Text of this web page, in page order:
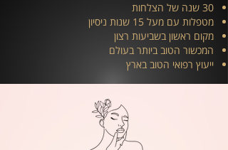
30 שנה של הצלחות
מטפלות עם מעל 15 שנות ניסיון
מקום ראשון בשביעות רצון
המכשור הטוב ביותר בעולם
ייעוץ רפואי הטוב בארץ